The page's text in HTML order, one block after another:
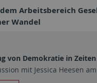
Arbeitsbereich
Wandel
von Demokratie in
mit Jessica Heesen